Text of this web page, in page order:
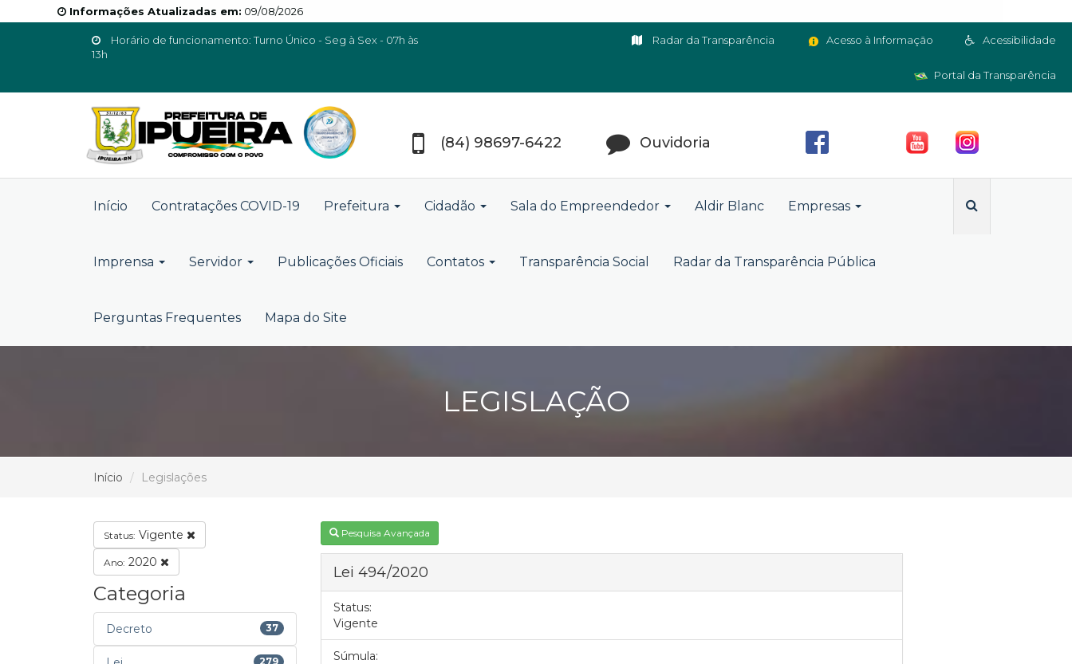
Informações Atualizadas em: 09/08/2026
Horário de funcionamento: Turno Único - Seg à Sex - 07h às
13h
Acessibilidade
Acesso à Informação
Radar da Transparência
Portal da Transparência
(84) 98697-6422 Ouvidoria
Início Contratações COVID-19 Prefeitura Cidadão Sala do Empreendedor Aldir Blanc Empresas
Imprensa Servidor Publicações Oficiais Contatos Transparência Social Radar da Transparência Pública
Perguntas Frequentes Mapa do Site
LEGISLAÇÃO
Início Legislações
Status: Vigente
Ano: 2020
Categoria
Decreto 37
279
Pesquisa Avançada
Lei 494/2020
Status:
Vigente
Súmula: